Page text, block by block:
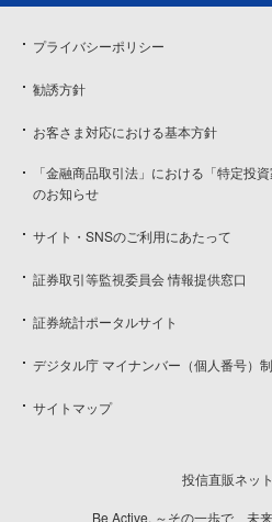
プライバシーポリシー
勧誘方針
お客さま対応における基本方針
「金融商品取引法」における「特定投
のお知らせ
サイト・SNSのご利用にあたって
証券取引等監視委員会 情報提供窓口
証券統計ポータルサイト
デジタル庁 マイナンバー（個人番号）
サイトマップ
投信直販ネット
Be Active. ～その一歩で、未